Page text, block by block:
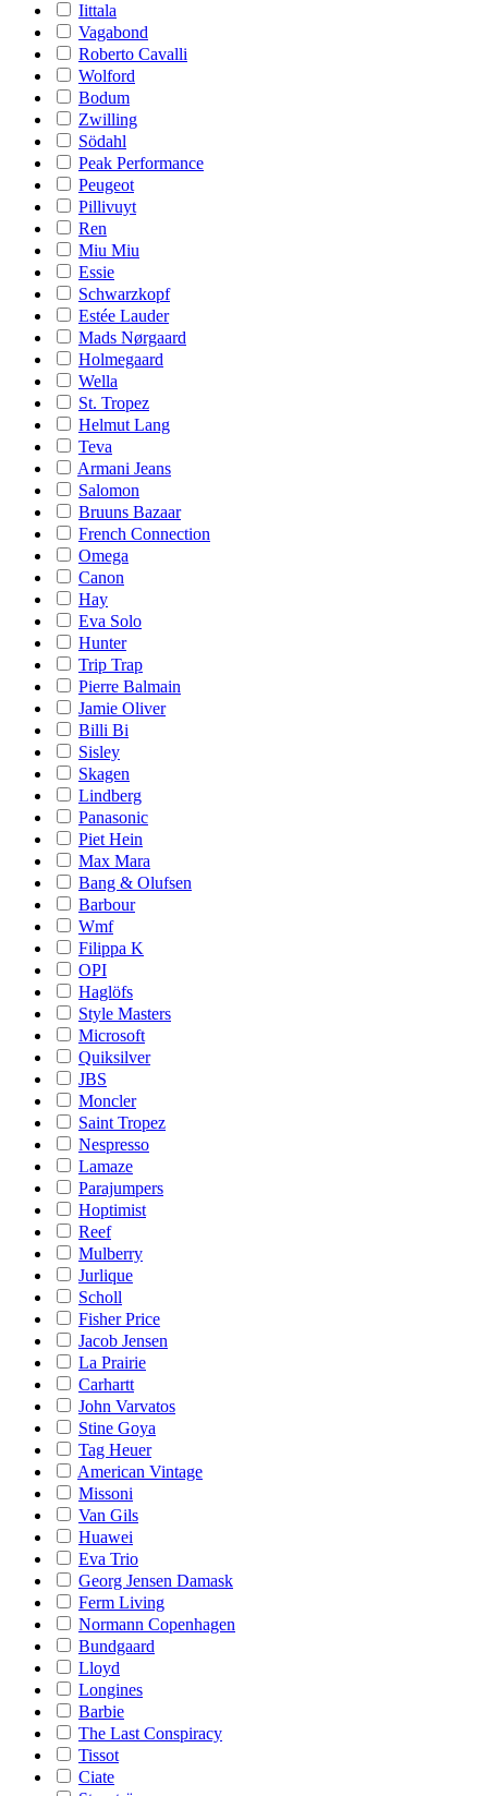
Iittala
Vagabond
Roberto Cavalli
Wolford
Bodum
Zwilling
Södahl
Peak Performance
Peugeot
Pillivuyt
Ren
Miu Miu
Essie
Schwarzkopf
Estée Lauder
Mads Nørgaard
Holmegaard
Wella
St. Tropez
Helmut Lang
Teva
Armani Jeans
Salomon
Bruuns Bazaar
French Connection
Omega
Canon
Hay
Eva Solo
Hunter
Trip Trap
Pierre Balmain
Jamie Oliver
Billi Bi
Sisley
Skagen
Lindberg
Panasonic
Piet Hein
Max Mara
Bang & Olufsen
Barbour
Wmf
Filippa K
OPI
Haglöfs
Style Masters
Microsoft
Quiksilver
JBS
Moncler
Saint Tropez
Nespresso
Lamaze
Parajumpers
Hoptimist
Reef
Mulberry
Jurlique
Scholl
Fisher Price
Jacob Jensen
La Prairie
Carhartt
John Varvatos
Stine Goya
Tag Heuer
American Vintage
Missoni
Van Gils
Huawei
Eva Trio
Georg Jensen Damask
Ferm Living
Normann Copenhagen
Bundgaard
Lloyd
Longines
Barbie
The Last Conspiracy
Tissot
Ciate